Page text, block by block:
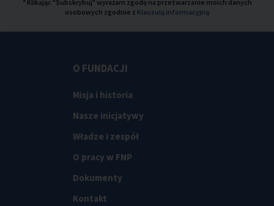
* Klikając "Subskrybuj" wyrażam zgodę na przetwarzanie moich danych
osobowych zgodnie z Klauzulą informacyjną
O FUNDACJI
Misja i historia
Nasze inicjatywy
Władze i zespół
O pracy w FNP
Dokumenty
Kontakt